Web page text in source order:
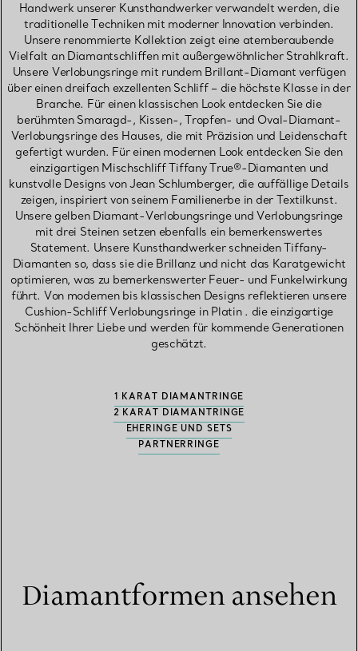
Handwerk unserer Kunsthandwerker verwandelt werden, die
traditionelle Techniken mit moderner Innovation verbinden.
Unsere renommierte Kollektion zeigt eine atemberaubende
Vielfalt an Diamantschliffen mit außergewöhnlicher Strahlkraft.
Unsere Verlobungsringe mit rundem Brillant-Diamant verfügen
über einen dreifach exzellenten Schliff – die höchste Klasse in der
Branche. Für einen klassischen Look entdecken Sie die
berühmten Smaragd-, Kissen-, Tropfen- und Oval-Diamant-
Verlobungsringe des Hauses, die mit Präzision und Leidenschaft
gefertigt wurden. Für einen modernen Look entdecken Sie den
einzigartigen Mischschliff Tiffany True®-Diamanten und
kunstvolle Designs von Jean Schlumberger, die auffällige Details
zeigen, inspiriert von seinem Familienerbe in der Textilkunst.
Unsere gelben Diamant-Verlobungsringe und Verlobungsringe
mit drei Steinen setzen ebenfalls ein bemerkenswertes
Statement. Unsere Kunsthandwerker schneiden Tiffany-
Diamanten so, dass sie die Brillanz und nicht das Karatgewicht
optimieren, was zu bemerkenswerter Feuer- und Funkelwirkung
führt. Von modernen bis klassischen Designs reflektieren unsere
Cushion-Schliff Verlobungsringe in Platin . die einzigartige
Schönheit Ihrer Liebe und werden für kommende Generationen
geschätzt.
1 KARAT DIAMANTRINGE
2 KARAT DIAMANTRINGE
EHERINGE UND SETS
PARTNERRINGE
Diamantformen ansehen